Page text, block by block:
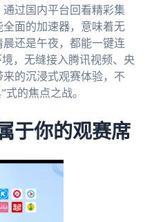
过国内平台回看精彩集
面的加速器，意味着无
还是午夜，都能一键连
，无缝接入腾讯视频、央
的沉浸式观赛体验，不
式的焦点之战。
于你的观赛席